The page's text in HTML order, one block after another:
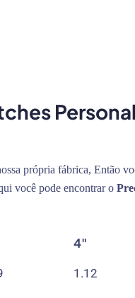
própria fábrica, Então
você pode encontrar o
4"
1.12